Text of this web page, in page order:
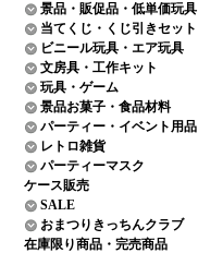
景品・販促品・低単価玩具
当てくじ・くじ引きセット
ビニール玩具・エア玩具
文房具・工作キット
玩具・ゲーム
景品お菓子・食品材料
パーティー・イベント用品
レトロ雑貨
パーティーマスク
ケース販売
SALE
おまつりきっちんクラブ
在庫限り商品・完売商品